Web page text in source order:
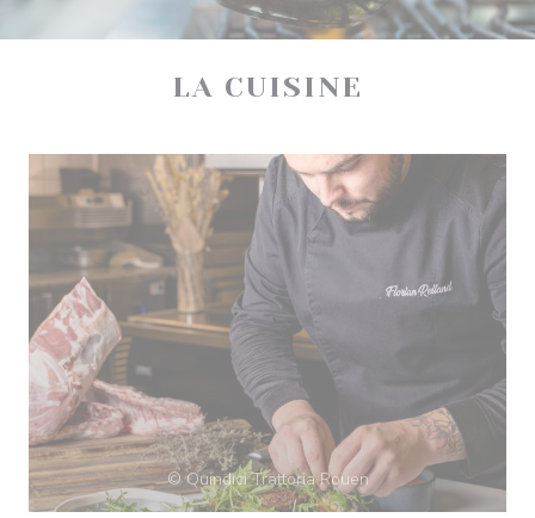
LA CUISINE
© Quindici Trattoria Rouen